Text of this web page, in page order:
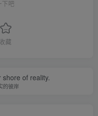
下吧
收藏
of reality.
的彼岸